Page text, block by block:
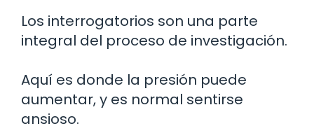
Los interrogatorios son una parte
integral del proceso de investigación.
Aquí es donde la presión puede
aumentar, y es normal sentirse
ansioso.